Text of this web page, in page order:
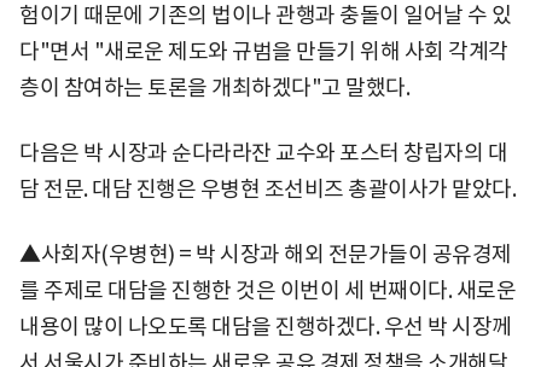
험이기 때문에 기존의 법이나 관행과 충돌이 일어날 수 있
다"면서 "새로운 제도와 규범을 만들기 위해 사회 각계각
층이 참여하는 토론을 개최하겠다"고 말했다.
다음은 박 시장과 순다라라잔 교수와 포스터 창립자의 대
담 전문. 대담 진행은 우병현 조선비즈 총괄이사가 맡았다.
▲사회자(우병현) = 박 시장과 해외 전문가들이 공유경제
를 주제로 대담을 진행한 것은 이번이 세 번째이다. 새로운
내용이 많이 나오도록 대담을 진행하겠다. 우선 박 시장께